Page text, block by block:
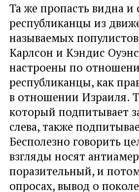
Та же пропасть видна
республиканцы из
называемых
Карлсон и Кэндис
настроены по
республиканцы, как
в отношении Израиля.
который подпитывает
слева, также
Бесполезно говорить
взгляды носят
поразительный, и
опросах, вывод о